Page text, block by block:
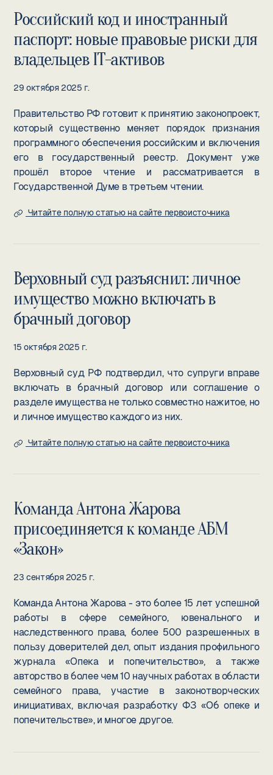
Российский код и иностранный
паспорт: новые правовые риски для
владельцев IT-активов
29 октября 2025 г.
Правительство РФ готовит к принятию законопроект,
который существенно меняет порядок признания
программного обеспечения российским и включения
его в государственный реестр. Документ уже
прошёл второе чтение и рассматривается в
Государственной Думе в третьем чтении.
Читайте полную статью на сайте первоисточника
Верховный суд разъяснил: личное
имущество можно включать в
брачный договор
15 октября 2025 г.
Верховный суд РФ подтвердил, что супруги вправе
включать в брачный договор или соглашение о
разделе имущества не только совместно нажитое, но
и личное имущество каждого из них.
Читайте полную статью на сайте первоисточника
Команда Антона Жарова
присоединяется к команде АБМ
«Закон»
23 сентября 2025 г.
Команда Антона Жарова - это более 15 лет успешной
работы в сфере семейного, ювенального и
наследственного права, более 500 разрешенных в
пользу доверителей дел, опыт издания профильного
журнала «Опека и попечительство», а также
авторство в более чем 10 научных работах в области
семейного права, участие в законотворческих
инициативах, включая разработку ФЗ «Об опеке и
попечительстве», и многое другое.